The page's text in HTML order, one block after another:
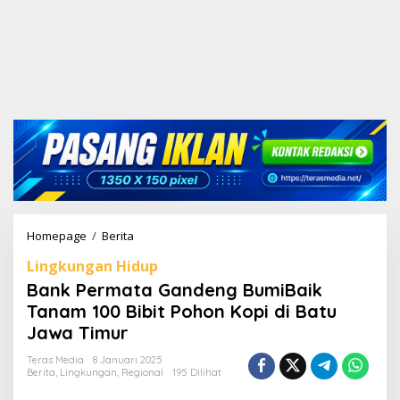
Homepage / Berita
n
k
P
e
a
t
Lingkungan Hidup
Bank Permata Gandeng BumiBaik
Tanam 100 Bibit Pohon Kopi di Batu
Jawa Timur
Teras Media
8 Januari 2025
Berita, Lingkungan, Regional 195 Dilihat